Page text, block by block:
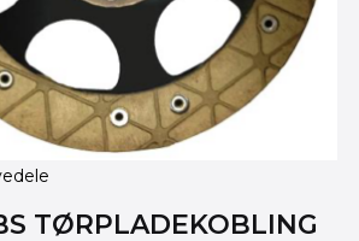
TØRPLADEKOBLING